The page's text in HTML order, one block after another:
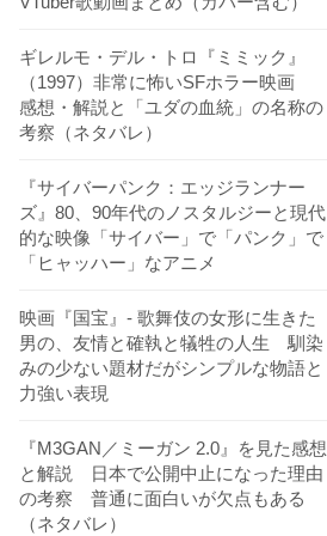
ギレルモ・デル・トロ『ミミック』
（1997）非常に怖いSFホラー映画
感想・解説と「ユダの血統」の名称の
考察（ネタバレ）
『サイバーパンク：エッジランナー
ズ』80、90年代のノスタルジーと現代
的な映像「サイバー」で「パンク」で
「ヒャッハー」なアニメ
映画『国宝』- 歌舞伎の女形に生きた
男の、友情と確執と犠牲の人生 馴染
みの少ない題材だがシンプルな物語と
力強い表現
『M3GAN／ミーガン 2.0』を見た感想
と解説 日本で公開中止になった理由
の考察 普通に面白いが欠点もある
（ネタバレ）